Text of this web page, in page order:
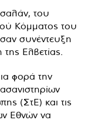
του
Κόμματος του
συνέντευξη
Ελβετίας.
φορά την
(ΣτΕ) και τις
Εθνών να